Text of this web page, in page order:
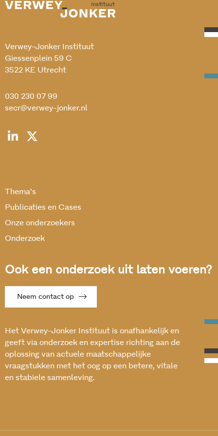
Verwey-Jonker Instituut
Giessenplein 59 C
3522 KE Utrecht
030 230 07 99
secr@verwey-jonker.nl
Thema’s
Publicaties en Cases
Onze onderzoekers
Onderzoek
Ook een onderzoek uit laten voeren?
Neem contact op
Het Verwey-Jonker Instituut is onafhankelijk en
geeft via onderzoek en expertise richting aan de
oplossing van actuele maatschappelijke
vraagstukken met het oog op een betere, vitale
en stabiele samenleving.